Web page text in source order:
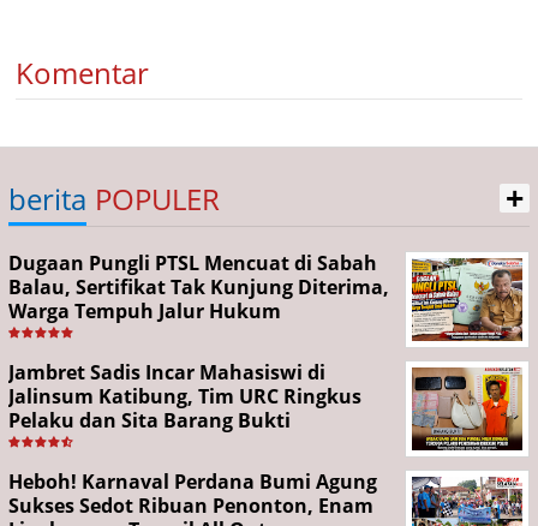
Komentar
berita POPULER +
Dugaan Pungli PTSL Mencuat di Sabah
Balau, Sertifikat Tak Kunjung Diterima,
Warga Tempuh Jalur Hukum
Jambret Sadis Incar Mahasiswi di
Jalinsum Katibung, Tim URC Ringkus
Pelaku dan Sita Barang Bukti
Heboh! Karnaval Perdana Bumi Agung
Sukses Sedot Ribuan Penonton, Enam